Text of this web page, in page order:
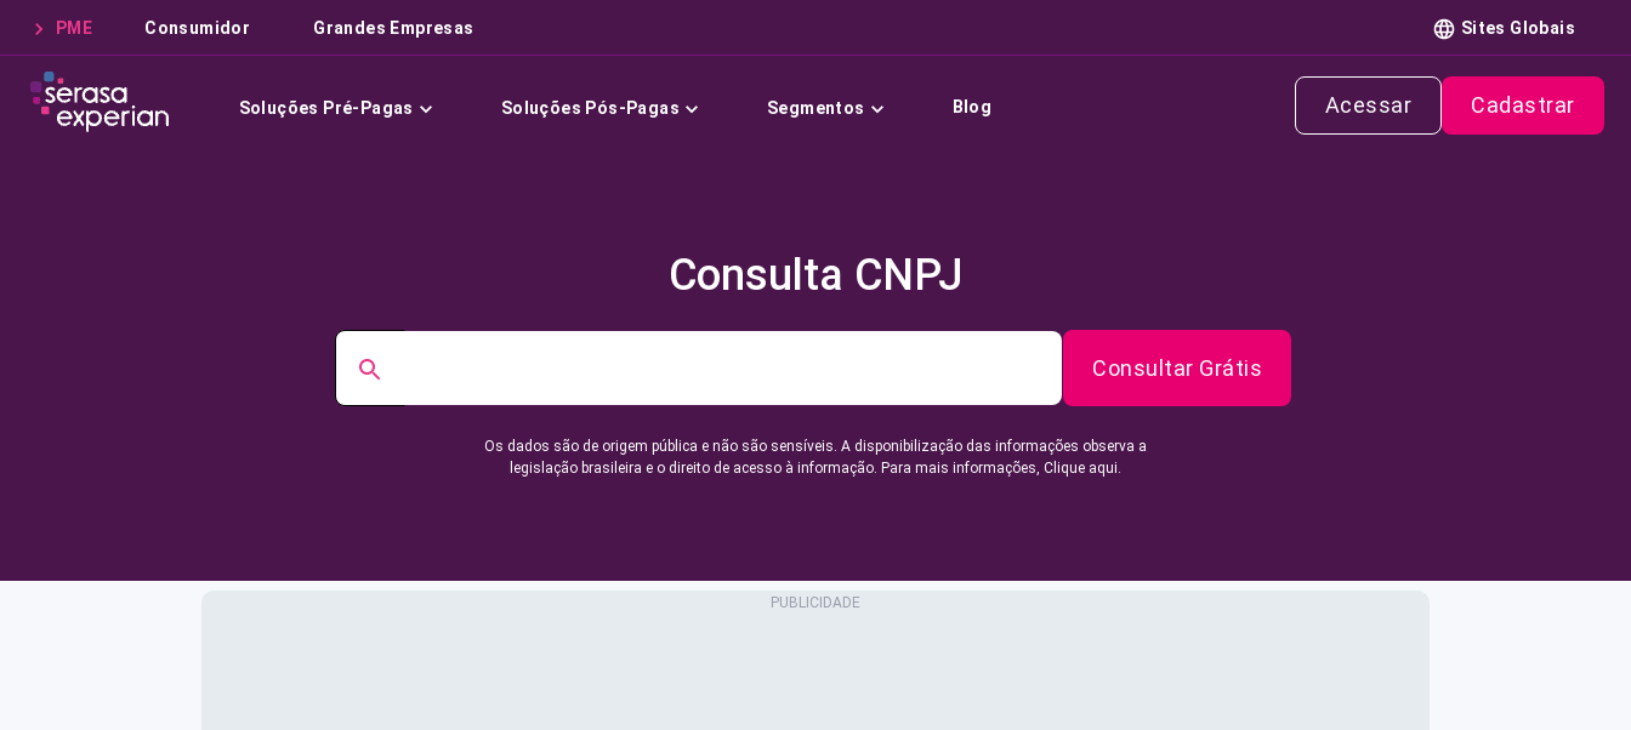
PME Consumidor Grandes Empresas Sites Globais
Soluções Pré-Pagas Soluções Pós-Pagas Segmentos Blog Acessar Cadastrar
Consulta CNPJ
Consultar Grátis
Os dados são de origem pública e não são sensíveis. A disponibilização das informações observa a
legislação brasileira e o direito de acesso à informação. Para mais informações, Clique aqui.